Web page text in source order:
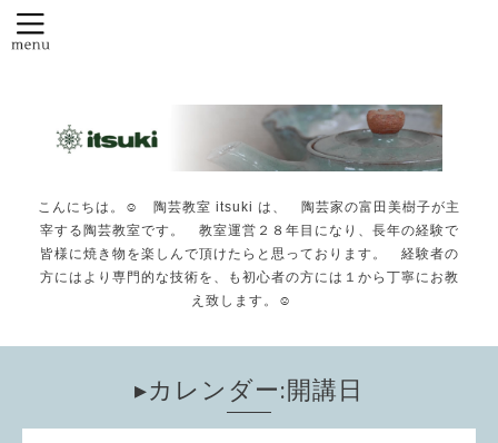
こんにちは。☺️ 陶芸教室 itsuki は、 陶芸家の富田美樹子が主
宰する陶芸教室です。 教室運営２８年目になり、長年の経験で
皆様に焼き物を楽しんで頂けたらと思っております。 経験者の
方にはより専門的な技術を、も初心者の方には１から丁寧にお教
え致します。☺️
▸カレンダー:開講日